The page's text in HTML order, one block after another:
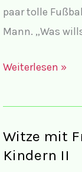
man
richtig?
paar tolle
Mann. „Was
Witze
Frauen,
und
Kindern
Weiterlesen »
Witze mit
Kindern II